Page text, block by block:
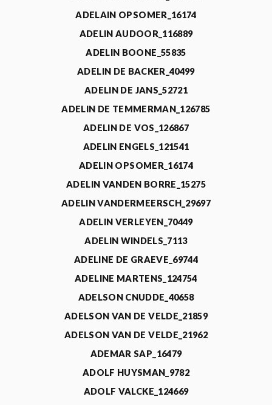
ADELAIN OPSOMER_16174
ADELIN AUDOOR_116889
ADELIN BOONE_55835
ADELIN DE BACKER_40499
ADELIN DE JANS_52721
ADELIN DE TEMMERMAN_126785
ADELIN DE VOS_126867
ADELIN ENGELS_121541
ADELIN OPSOMER_16174
ADELIN VANDEN BORRE_15275
ADELIN VANDERMEERSCH_29697
ADELIN VERLEYEN_70449
ADELIN WINDELS_7113
ADELINE DE GRAEVE_69744
ADELINE MARTENS_124754
ADELSON CNUDDE_40658
ADELSON VAN DE VELDE_21859
ADELSON VAN DE VELDE_21962
ADEMAR SAP_16479
ADOLF HUYSMAN_9782
ADOLF VALCKE_124669